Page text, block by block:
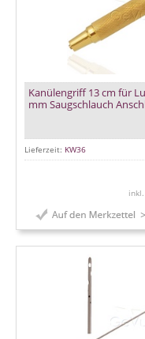
Kanülengriff 13 cm für
mm Saugschlauch
Lieferzeit: KW36